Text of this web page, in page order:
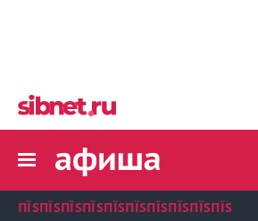
пїЅпїЅпїЅпїЅпїЅпїЅпїЅпїЅ
пїЅпїЅпїЅпїЅпїЅпїЅпїЅ
пїЅпїЅпїЅ
пїЅпїЅпїЅ
пїЅпїЅпїЅ
ПЇЅПЇЅПЇЅПЇЅПЇЅПЇЅПЇЅПЇЅПЇЅПЇЅ